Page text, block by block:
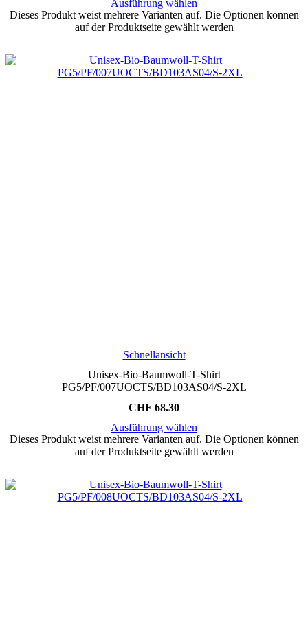
Ausführung wählen
Dieses Produkt weist mehrere Varianten auf. Die Optionen können
auf der Produktseite gewählt werden
Schnellansicht
Unisex-Bio-Baumwoll-T-Shirt
PG5/PF/007UOCTS/BD103AS04/S-2XL
CHF 68.30
Ausführung wählen
Dieses Produkt weist mehrere Varianten auf. Die Optionen können
auf der Produktseite gewählt werden